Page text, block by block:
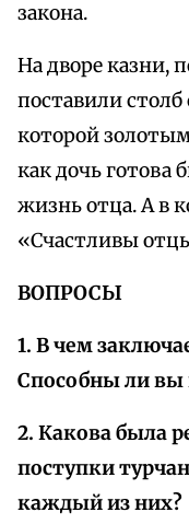
закона.
На дворе казни,
поставили
которой
как дочь готова
жизнь отца. А в
«Счастливы
ВОПРОСЫ
1. В чем
Способны ли вы
2. Какова была
поступки
каждый из них?